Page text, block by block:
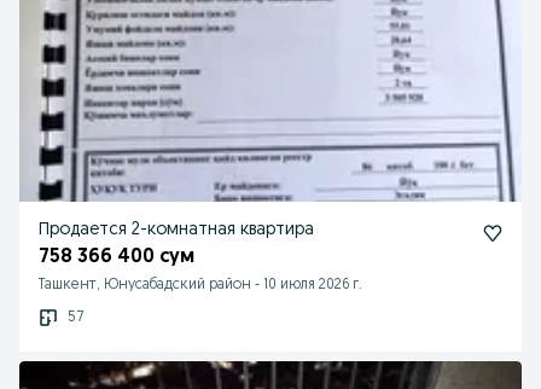
Продается 2-комнатная квартира
758 366 400 сум
Ташкент, Юнусабадский район - 10 июля 2026 г.
57